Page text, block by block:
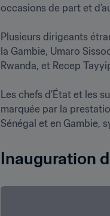
occasions de part et
Plusieurs dirigeants
la Gambie, Umaro
Rwanda, et Recep
Les chefs d’État et les
marquée par la
Inauguration